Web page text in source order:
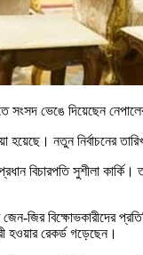
সংসদ ভেঙে দিয়েছেন
হয়েছে। নতুন নির্বাচনের
প্রধান বিচারপতি সুশীলা
বিক্ষোভকারীদের
হওয়ার রেকর্ড গড়েছেন।